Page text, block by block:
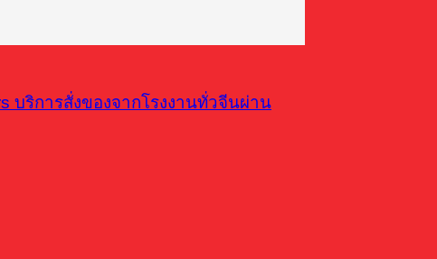
บริการสั่งของจากโรงงานทั่วจีนผ่าน